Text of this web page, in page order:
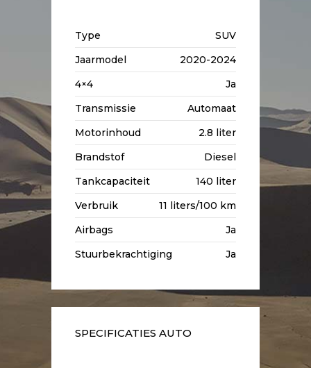
Type
SUV
Jaarmodel
2020-2024
4×4
Ja
Transmissie
Automaat
Motorinhoud
2.8 liter
Brandstof
Diesel
Tankcapaciteit
140 liter
Verbruik
11 liters/100 km
Airbags
Ja
Stuurbekrachtiging
Ja
SPECIFICATIES AUTO